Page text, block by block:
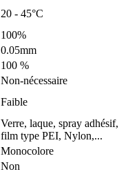
20 - 45°C
100%
0.05mm
100 %
Non-nécessaire
Faible
Verre, laque, spray adhésif,
film type PEI, Nylon,...
Monocolore
Non